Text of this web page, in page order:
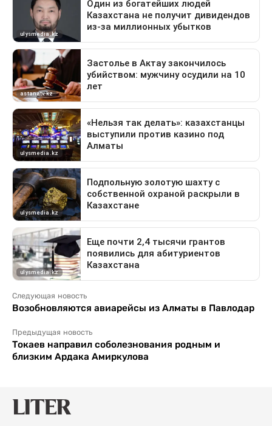
Следующая новость
Возобновляются авиарейсы из Алматы в Павлодар
Предыдущая новость
Токаев направил соболезнования родным и
близким Ардака Амиркулова